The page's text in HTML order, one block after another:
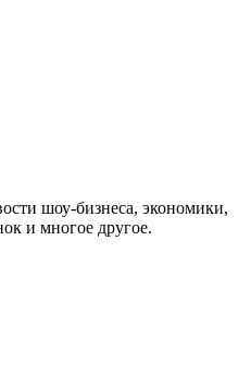
шоу-бизнеса, экономики,
и многое другое.